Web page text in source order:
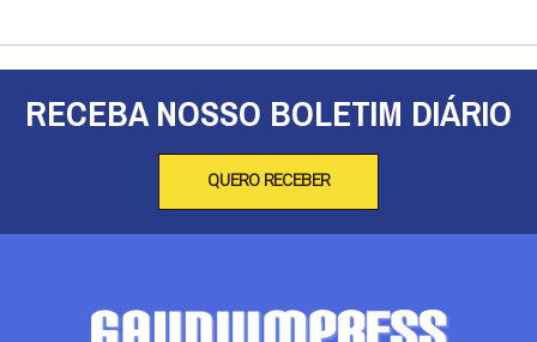
RECEBA NOSSO BOLETIM DIÁRIO
QUERO RECEBER